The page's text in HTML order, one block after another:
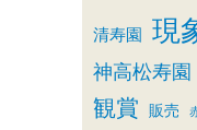
清寿園 現
神高松寿園
観賞 販売